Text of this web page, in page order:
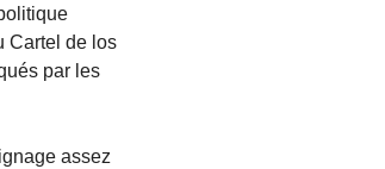
Cartel de los
par les
assez